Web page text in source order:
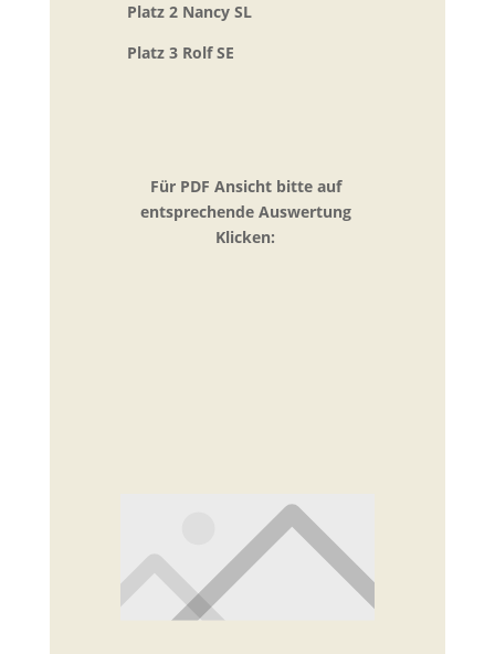
Platz 2 Nancy SL
Platz 3 Rolf SE
Für PDF Ansicht bitte auf
entsprechende Auswertung
Klicken: